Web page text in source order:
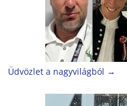
Üdvözlet a nagyvilágból →